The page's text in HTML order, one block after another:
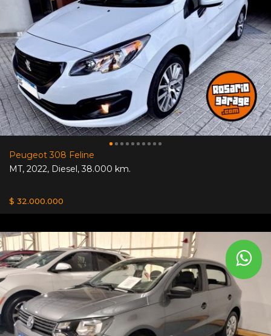
Peugeot 308 Feline
MT, 2022, Diesel,38.000 km.
$ 32.000.000